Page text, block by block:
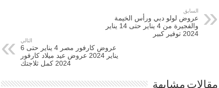
السابق
عروض لولو دبي ورأس الخيمة
والفجيرة من 4 يناير حتى 14 يناير
2024 توفير كبير
التالي
عروض كارفور مصر 4 يناير حتى 6
يناير 2024 عروض عيد ميلاد كارفور
2024 كمل ثلاجتك
مقالات مشابهة